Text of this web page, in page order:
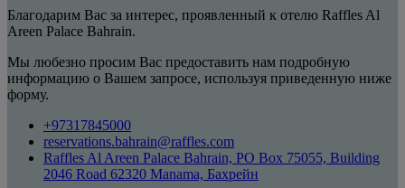
Благодарим Вас за интерес, проявленный к отелю Raffles Al
Areen Palace Bahrain.
Мы любезно просим Вас предоставить нам подробную
информацию о Вашем запросе, используя приведенную ниже
форму.
+97317845000
reservations.bahrain@raffles.com
Raffles Al Areen Palace Bahrain, PO Box 75055, Building
2046 Road 62320 Manama, Бахрейн